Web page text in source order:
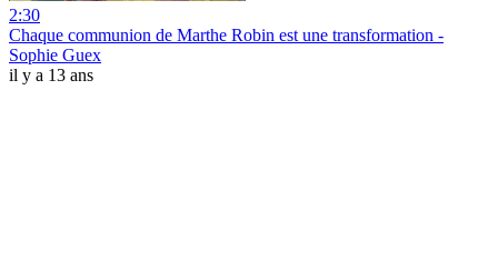
2:30
Chaque communion de Marthe Robin est une transformation -
Sophie Guex
il y a 13 ans